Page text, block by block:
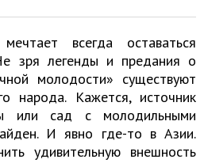
всегда оставаться
зря легенды и предания о
молодости» существуют
народа. Кажется, источник
или сад с молодильными
И явно где-то в Азии.
удивительную внешность